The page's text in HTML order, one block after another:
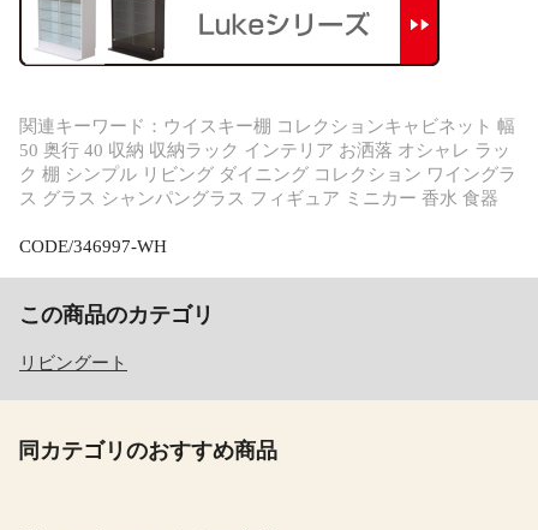
関連キーワード：ウイスキー棚 コレクションキャビネット 幅
50 奥行 40 収納 収納ラック インテリア お洒落 オシャレ ラッ
ク 棚 シンプル リビング ダイニング コレクション ワイングラ
ス グラス シャンパングラス フィギュア ミニカー 香水 食器
CODE/346997-WH
この商品のカテゴリ
リビングート
同カテゴリのおすすめ商品